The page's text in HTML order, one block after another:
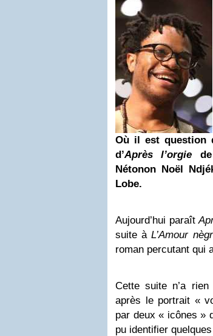
Où il est question
d’Après l’orgie
Nétonon Noël
Lobe.
Aujourd’hui paraît
suite àL’Amour
roman percutant qui
Cette suite n’a rien
après le portrait «
par deux « icônes »
pu identifier